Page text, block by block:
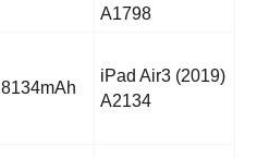
A1798
8134mAh
iPad Air3 (2019)
A2134